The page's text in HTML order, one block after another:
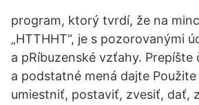
program, ktorý tvrdí, že na
„HTTHHT“, je s pozorovanými
a pRíbuzenské vzťahy. Prepíšte
a podstatné mená dajte Použite
umiestniť, postaviť, zvesiť, dať,